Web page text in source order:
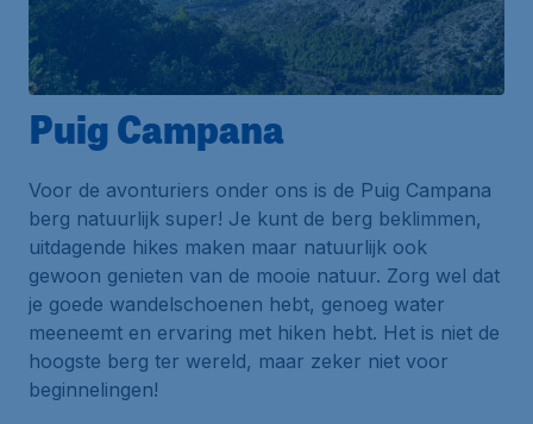
Puig Campana
Voor de avonturiers onder ons is de Puig Campana
berg natuurlijk super! Je kunt de berg beklimmen,
uitdagende hikes maken maar natuurlijk ook
gewoon genieten van de mooie natuur. Zorg wel dat
je goede wandelschoenen hebt, genoeg water
meeneemt en ervaring met hiken hebt. Het is niet de
hoogste berg ter wereld, maar zeker niet voor
beginnelingen!